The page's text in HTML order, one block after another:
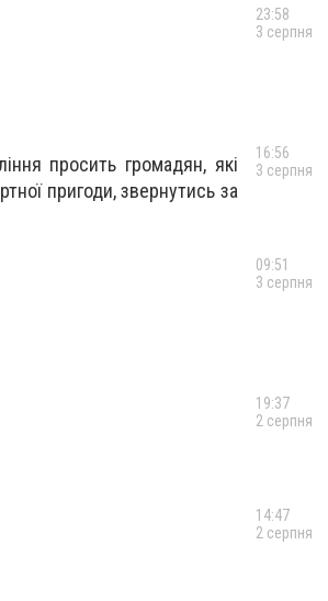
просить громадян, які
пригоди, звернутись за
23:58
3 серпня
16:56
3 серпня
09:51
3 серпня
19:37
2 серпня
14:47
2 серпня